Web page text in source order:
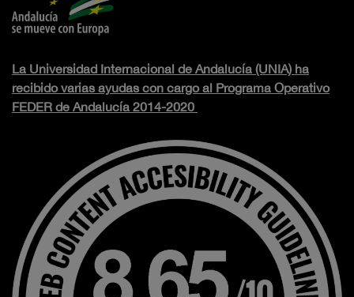
La Universidad Internacional de Andalucía (UNIA) ha
recibido varias ayudas con cargo al Programa Operativo
FEDER de Andalucía 2014-2020